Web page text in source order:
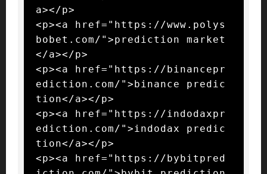
a></p>
<p><a href="https://www.polys
bobet.com/">prediction market
</a></p>
<p><a href="https://binancepr
ediction.com/">binance predic
tion</a></p>
<p><a href="https://indodaxpr
ediction.com/">indodax predic
tion</a></p>
<p><a href="https://bybitpred